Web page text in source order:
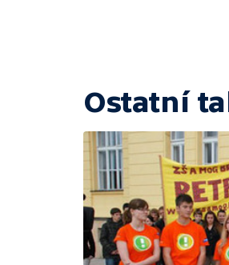
Ostatní